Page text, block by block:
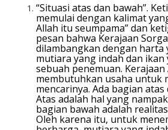
“Situasi atas dan bawah”.
memulai dengan kalimat
Allah itu seumpama” dan
pesan bahwa Kerajaan
dilambangkan dengan harta
mutiara yang indah dan ikan
sebuah penemuan. Kerajaan
membutuhkan usaha untuk
mencarinya. Ada bagian
Atas adalah hal yang
bagian bawah adalah
Oleh karena itu, untuk